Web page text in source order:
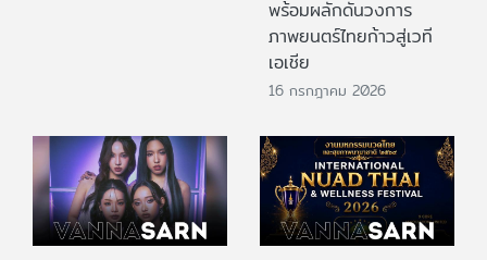
พร้อมผลักดันวงการ
ภาพยนตร์ไทยก้าวสู่เวที
เอเชีย
16 กรกฎาคม 2026